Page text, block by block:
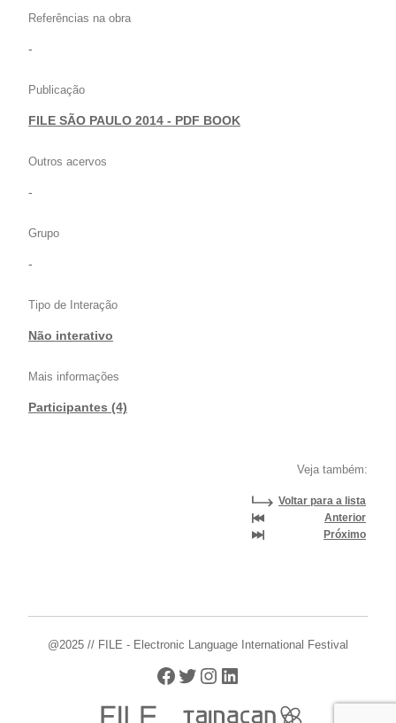
Referências na obra
-
Publicação
FILE SÃO PAULO 2014 - PDF BOOK
Outros acervos
-
Grupo
-
Tipo de Interação
Não interativo
Mais informações
Participantes (4)
Veja também:
Voltar para a lista
Anterior
Próximo
@2025 // FILE - Electronic Language International Festival
Facebook
Twitter
Instagram
LinkedIn